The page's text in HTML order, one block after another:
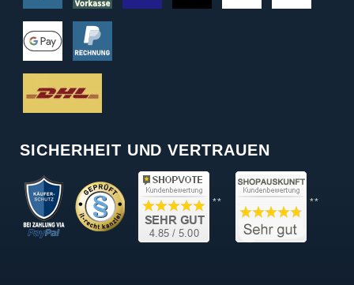
SICHERHEIT UND VERTRAUEN
** **